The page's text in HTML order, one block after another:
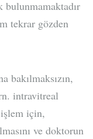
tekrar gözden
bakılmaksızın,
intravitreal
için,
ve doktorun